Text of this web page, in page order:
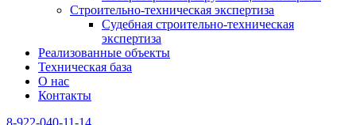
Строительно-техническая экспертиза
Судебная строительно-техническая
экспертиза
Реализованные объекты
Техническая база
О нас
Контакты
8-922-040-11-14